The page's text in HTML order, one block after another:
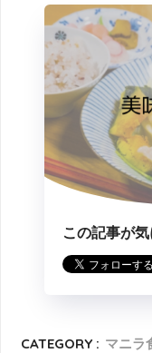
この記事が
CATEGORY : マニラ